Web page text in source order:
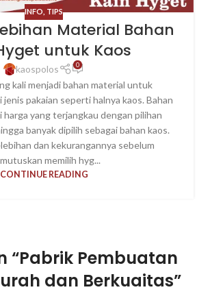
INFO TIPS
Material Bahan
untuk Kaos
kaospolos 0
kali menjadi bahan material untuk
pakaian seperti halnya kaos. Bahan
harga yang terjangkau dengan pilihan
banyak dipilih sebagai bahan kaos.
dan kekurangannya sebelum
memilih hyg...
CONTINUE READING
“Pabrik Pembuatan
dan Berkuaitas”